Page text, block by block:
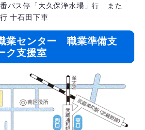
ス停「大久保浄水場」行 また
十石田下車
業センター 職業準備支
ク支援室